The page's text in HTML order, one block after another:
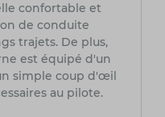
confortable et
de conduite
trajets. De plus,
est équipé d'un
simple coup d'œil
au pilote.